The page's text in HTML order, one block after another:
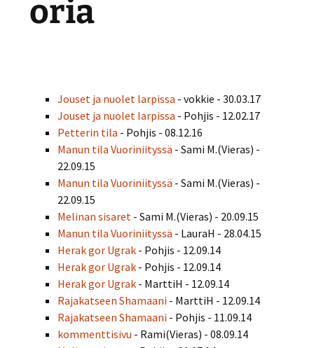
oria
Jouset ja nuolet larpissa - vokkie - 30.03.17
Jouset ja nuolet larpissa - Pohjis - 12.02.17
Petterin tila - Pohjis - 08.12.16
Manun tila Vuoriniityssä - Sami M.(Vieras) -
22.09.15
Manun tila Vuoriniityssä - Sami M.(Vieras) -
22.09.15
Melinan sisaret - Sami M.(Vieras) - 20.09.15
Manun tila Vuoriniityssä - LauraH - 28.04.15
Herak gor Ugrak - Pohjis - 12.09.14
Herak gor Ugrak - Pohjis - 12.09.14
Herak gor Ugrak - MarttiH - 12.09.14
Rajakatseen Shamaani - MarttiH - 12.09.14
Rajakatseen Shamaani - Pohjis - 11.09.14
kommenttisivu - Rami(Vieras) - 08.09.14